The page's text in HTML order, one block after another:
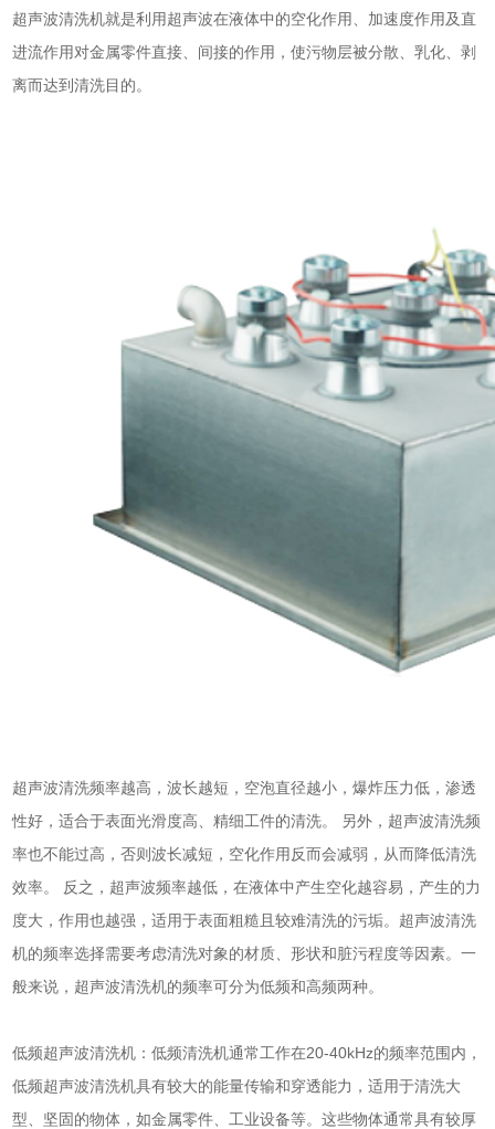
超声波清洗机就是利用超声波在液体中的空化作用、加速度作用及直
进流作用对金属零件直接、间接的作用，使污物层被分散、乳化、剥
离而达到清洗目的。
超声波清洗频率越高，波长越短，空泡直径越小，爆炸压力低，渗透
性好，适合于表面光滑度高、精细工件的清洗。 另外，超声波清洗频
率也不能过高，否则波长减短，空化作用反而会减弱，从而降低清洗
效率。 反之，超声波频率越低，在液体中产生空化越容易，产生的力
度大，作用也越强，适用于表面粗糙且较难清洗的污垢。 超声波清洗
机的频率选择需要考虑清洗对象的材质、形状和脏污程度等因素。一
般来说， 超声波清洗机的频率可分为低频和高频两种。
低频超声波清洗机 ：低频清洗机通常工作在20-40kHz的频率范围内，
低频超声波清洗机具有较大的能量传输和穿透能力，适用于清洗大
型、坚固的物体，如金属零件、工业设备等。这些物体通常具有较厚